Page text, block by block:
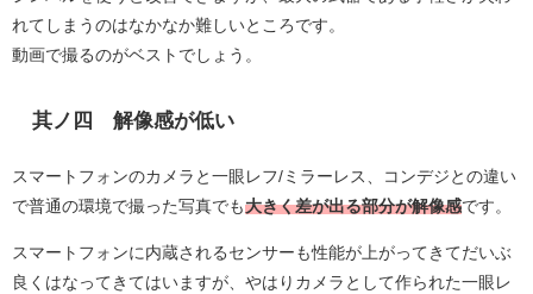
れてしまうのはなかなか難しいところです。
動画で撮るのがベストでしょう。
其ノ四 解像感が低い
スマートフォンのカメラと一眼レフ/ミラーレス、コンデジとの違い
で普通の環境で撮った写真でも大きく差が出る部分が解像感です。
スマートフォンに内蔵されるセンサーも性能が上がってきてだいぶ
良くはなってきてはいますが、やはりカメラとして作られた一眼レ